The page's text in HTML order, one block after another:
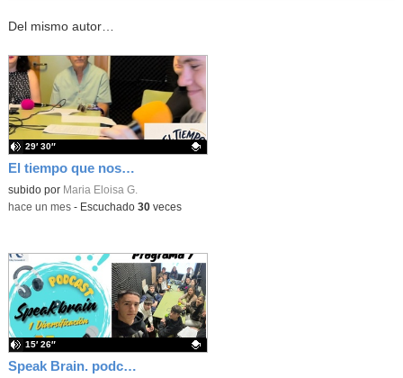
Del mismo autor…
El tiempo que nos une. PROGRAMA 5. Bullying.
Contenido educativo.
subido por Maria Eloisa G.
29′ 30″
-hace un mes- Escuchado 30veces
Speak Brain. podcast programa 7 secciones
15′ 26″